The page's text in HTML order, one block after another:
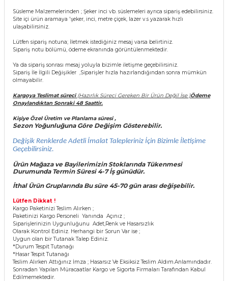
ve Dekor Maske
Bıyık
Süsleme Malzemelerinden ; Şeker inci vb. süslemeleri ayrıca sipariş edebilirsiniz.
Site içi ürün aramaya 'şeker, inci, metre çiçek, lazer v.s yazarak hızlı
ulaşabilirsiniz.
Lütfen sipariş notuna; İletmek istediğiniz mesaj varsa belirtiniz.
Sipariş notu bölümü, ödeme ekranında görüntülenmektedir.
Ya da sipariş sonrası mesaj yoluyla bizimle iletişme geçebilirsiniz.
Sipariş İle İlgili Değişikler ,Siparişler hızla hazırlandığından sonra mümkün
olmayabilir.
Kargoya Teslimat süreci (Hazırlık Süreci Gereken Bir Ürün Değil İse )Ödeme
Onaylandıktan Sonraki 48 Saattir.
Kişiye Özel Üretim ve Planlama süresi ,
Sezon Yoğunluğuna Göre Değişim Gösterebilir.
Değişik Renklerde Adetli İmalat Talepleriniz İçin Bizimle İletişime
Geçebilirsiniz.
Ürün Mağaza ve Bayilerimizin Stoklarında Tükenmesi
Durumunda Termin Süresi 4-7 İş günüdür.
İthal Ürün Gruplarında Bu süre 45-70 gün arası değişebilir.
Lütfen Dikkat !
Kargo Paketinizi Teslim Alırken ;
Paketinizi Kargo Personeli Yanında Açınız ;
Siparişlerinizin Uygunluğunu Adet,Renk ve Hasarsızlık
Olarak Kontrol Ediniz. Herhangi bir Sorun Var ise ;
Uygun olan bir Tutanak Talep Ediniz.
*Durum Tespit Tutanağı
*Hasar Tespit Tutanağı
Teslim Alırken Attığınız İmza ; Hasarsız Ve Eksiksiz Teslim Aldım.Anlamındadır.
Sonradan Yapılan Müracaatlar Kargo ve Sigorta Firmaları Tarafından Kabul
Edilmemektedir.